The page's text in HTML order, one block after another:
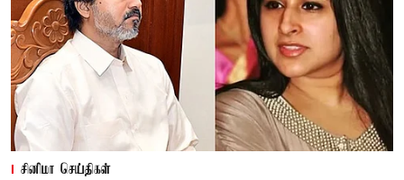
சினிமா செய்திகள்